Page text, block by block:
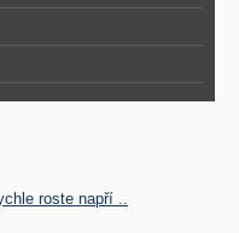
roste napří ..